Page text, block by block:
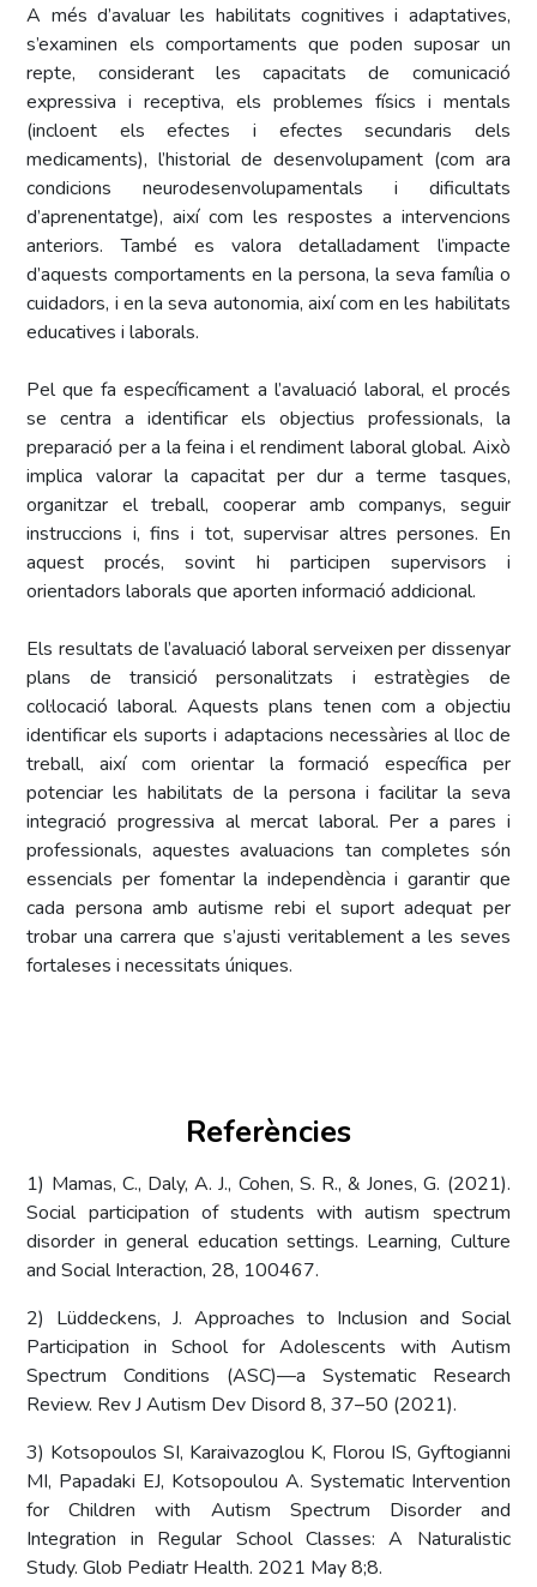
A més d’avaluar les habilitats cognitives i adaptatives,
s’examinen els comportaments que poden suposar un
repte, considerant les capacitats de comunicació
expressiva i receptiva, els problemes físics i mentals
(incloent els efectes i efectes secundaris dels
medicaments), l’historial de desenvolupament (com ara
condicions neurodesenvolupamentals i dificultats
d’aprenentatge), així com les respostes a intervencions
anteriors. També es valora detalladament l’impacte
d’aquests comportaments en la persona, la seva família o
cuidadors, i en la seva autonomia, així com en les habilitats
educatives i laborals.
Pel que fa específicament a l’avaluació laboral, el procés
se centra a identificar els objectius professionals, la
preparació per a la feina i el rendiment laboral global. Això
implica valorar la capacitat per dur a terme tasques,
organitzar el treball, cooperar amb companys, seguir
instruccions i, fins i tot, supervisar altres persones. En
aquest procés, sovint hi participen supervisors i
orientadors laborals que aporten informació addicional.
Els resultats de l’avaluació laboral serveixen per dissenyar
plans de transició personalitzats i estratègies de
col·locació laboral. Aquests plans tenen com a objectiu
identificar els suports i adaptacions necessàries al lloc de
treball, així com orientar la formació específica per
potenciar les habilitats de la persona i facilitar la seva
integració progressiva al mercat laboral. Per a pares i
professionals, aquestes avaluacions tan completes són
essencials per fomentar la independència i garantir que
cada persona amb autisme rebi el suport adequat per
trobar una carrera que s’ajusti veritablement a les seves
fortaleses i necessitats úniques.
Referències
1) Mamas, C., Daly, A. J., Cohen, S. R., & Jones, G. (2021).
Social participation of students with autism spectrum
disorder in general education settings. Learning, Culture
and Social Interaction, 28, 100467.
2) Lüddeckens, J. Approaches to Inclusion and Social
Participation in School for Adolescents with Autism
Spectrum Conditions (ASC)—a Systematic Research
Review. Rev J Autism Dev Disord 8, 37–50 (2021).
3) Kotsopoulos SI, Karaivazoglou K, Florou IS, Gyftogianni
MI, Papadaki EJ, Kotsopoulou A. Systematic Intervention
for Children with Autism Spectrum Disorder and
Integration in Regular School Classes: A Naturalistic
Study. Glob Pediatr Health. 2021 May 8;8.